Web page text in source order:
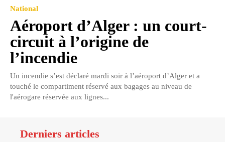
National
Aéroport d’Alger : un court-
circuit à l’origine de
l’incendie
Un incendie s’est déclaré mardi soir à l’aéroport d’Alger et a
touché le compartiment réservé aux bagages au niveau de
l'aérogare réservée aux lignes...
Derniers articles